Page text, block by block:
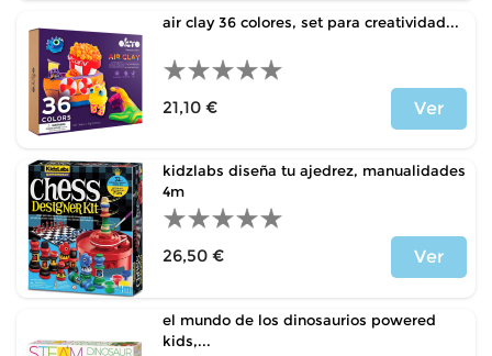
air clay 36 colores, set para creatividad...
21,10 €
Ver
kidzlabs diseña tu ajedrez, manualidades
4m
26,50 €
Ver
el mundo de los dinosaurios powered
kids,...